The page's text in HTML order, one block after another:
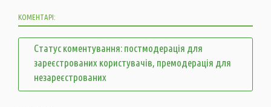
КОМЕНТАРІ:
Статус коментування: постмодерація для
зареєстрованих користувачів, премодерація для
незареєстрованих